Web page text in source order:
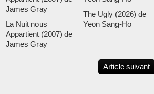
La Nuit nous
Appartient (2007) de
James Gray
The Ugly (2026) de
Yeon Sang-Ho
Article suivant